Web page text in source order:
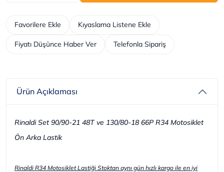
Telefonla Sipariş
Kıyaslama Listene Ekle
Favorilere Ekle
Fiyatı Düşünce Haber Ver
Ürün Açıklaması
Rinaldi Set 90/90-21 48T ve 130/80-18 66P R34 Motosiklet
Ön Arka Lastik
Rinaldi R34 Motosiklet Lastiği Stoktan aynı gün hızlı kargo ile en iyi